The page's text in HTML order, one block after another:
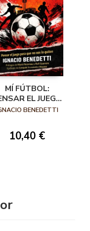
MÍ FÚTBOL:
EL JUEGO
QUE NO NOS
BENEDETTI
10,40 €